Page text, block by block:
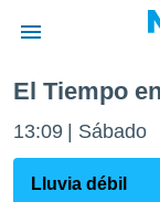
de
por
El Tiempo
13:09 Sábado
Lluvia débil